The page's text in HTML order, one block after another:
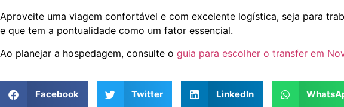
Aproveite uma viagem confortável e com excelente logística, seja para
e que tem a pontualidade como um fator essencial.
Ao planejar a hospedagem, consulte o guia para escolher o transfer em
Facebook Twitter LinkedIn